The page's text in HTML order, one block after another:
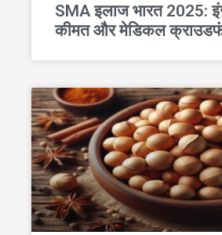
SMA इलाज भारत 2025:
कीमत और मेडिकल